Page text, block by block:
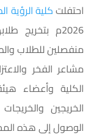
احتفلتكلية الرؤية
2026م بتخريج
منفصلين للطلاب
مشاعر الفخر
الكلية وأعضاء
الخريجين
الوصول إلى هذه